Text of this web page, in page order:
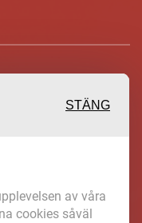
STÄNG
av våra
cookies såväl